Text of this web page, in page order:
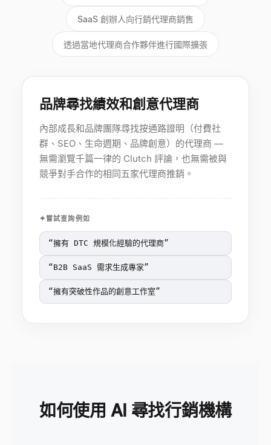
SaaS 創辦人向行銷代理商銷售
透過當地代理商合作夥伴進行國際擴張
品牌尋找績效和創意代理商
內部成長和品牌團隊尋找按通路證明（付費社
群、SEO、生命週期、品牌創意）的代理商 —
無需瀏覽千篇一律的 Clutch 評論，也無需被與
競爭對手合作的相同五家代理商推銷。
嘗試查詢例如
“擁有 DTC 規模化經驗的代理商”
“B2B SaaS 需求生成專家”
“擁有突破性作品的創意工作室”
如何使用 AI 尋找行銷機構